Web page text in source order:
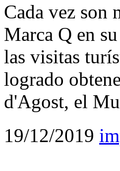
Cada vez son
Marca Q en
las visitas
logrado
d'Agost, el
19/12/2019